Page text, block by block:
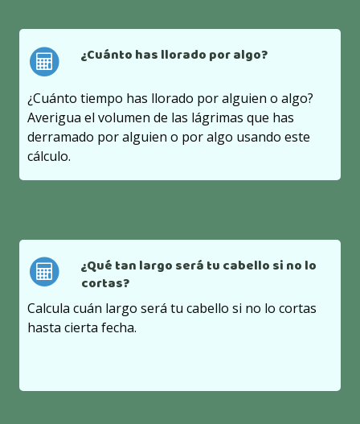
¿Cuánto has llorado por algo?
¿Cuánto tiempo has llorado por alguien o algo?
Averigua el volumen de las lágrimas que has
derramado por alguien o por algo usando este
cálculo.
¿Qué tan largo será tu cabello si no lo
cortas?
Calcula cuán largo será tu cabello si no lo cortas
hasta cierta fecha.